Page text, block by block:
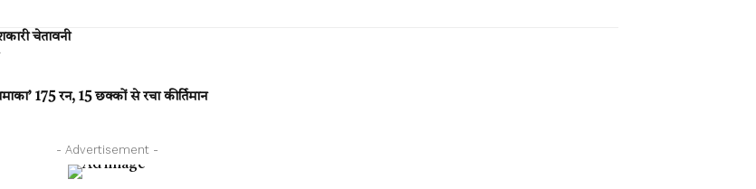
चेतावनी
175 रन, 15 छक्कों से रचा कीर्तिमान
- Advertisement -